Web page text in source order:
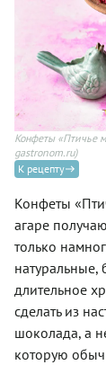
Конфеты «Птичье
gastronom.ru)
К рецепту
Конфеты
агаре
только
длительное
сделать из
шоколада, а
которую